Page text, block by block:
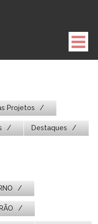
Projetos
Destaques